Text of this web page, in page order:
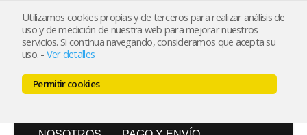
Utilizamos cookies propias y de terceros para realizar análisis de
uso y de medición de nuestra web para mejorar nuestros
servicios. Si continua navegando, consideramos que acepta su
uso. - Ver detalles
Permitir cookies
Mi cuenta